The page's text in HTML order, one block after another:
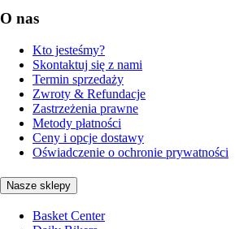
O nas
Kto jesteśmy?
Skontaktuj się z nami
Termin sprzedaży
Zwroty & Refundacje
Zastrzeżenia prawne
Metody płatności
Ceny i opcje dostawy
Oświadczenie o ochronie prywatności
Nasze sklepy
Basket Center